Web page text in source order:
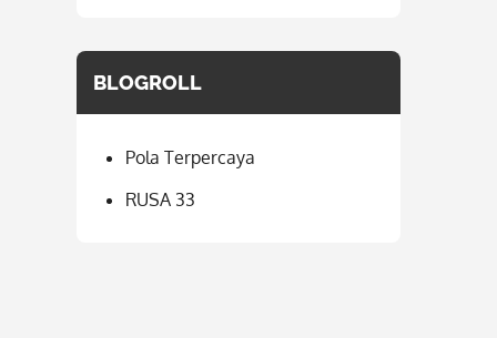
BLOGROLL
Pola Terpercaya
RUSA 33